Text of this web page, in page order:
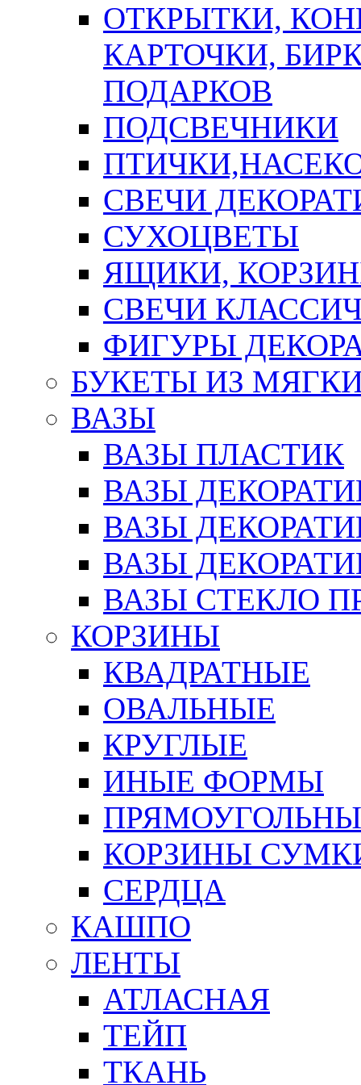
ОТКРЫТКИ,
КАРТОЧКИ,
ПОДАРКОВ
ПОДСВЕЧНИКИ
СВЕЧИ
СУХОЦВЕТЫ
ЯЩИКИ,
СВЕЧИ
ФИГУРЫ
БУКЕТЫ ИЗ
ВАЗЫ
ВАЗЫ ПЛАСТИК
ВАЗЫ
ВАЗЫ
ВАЗЫ
ВАЗЫ СТЕКЛО
КОРЗИНЫ
КВАДРАТНЫЕ
ОВАЛЬНЫЕ
КРУГЛЫЕ
ИНЫЕ ФОРМЫ
КОРЗИНЫ
СЕРДЦА
КАШПО
ЛЕНТЫ
АТЛАСНАЯ
ТЕЙП
ТКАНЬ